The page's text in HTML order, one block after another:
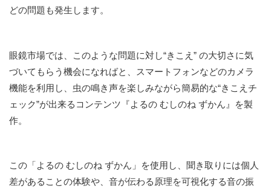
どの問題も発生します。
眼鏡市場では、このような問題に対し“きこえ” の⼤切さに気
づいてもらう機会になればと、スマートフォンなどのカメラ
機能を利用し、虫の鳴き声を楽しみながら簡易的な“きこえチ
ェック”が出来るコンテンツ『よるの むしのね ずかん』を製
作。
この「よるの むしのね ずかん」を使用し、聞き取りには個人
差があることの体験や、音が伝わる原理を可視化する音の振